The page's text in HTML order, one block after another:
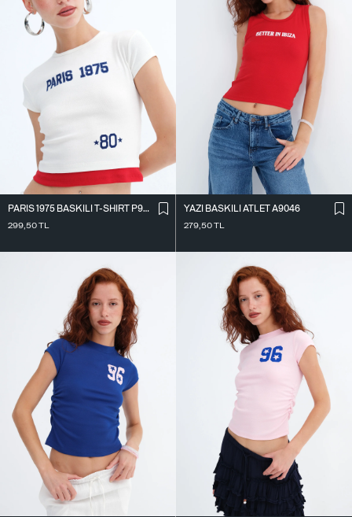
PARIS 1975 BASKILI T-SHIRT P9045
299,50TL
YAZI BASKILI ATLET A9046
279,50TL